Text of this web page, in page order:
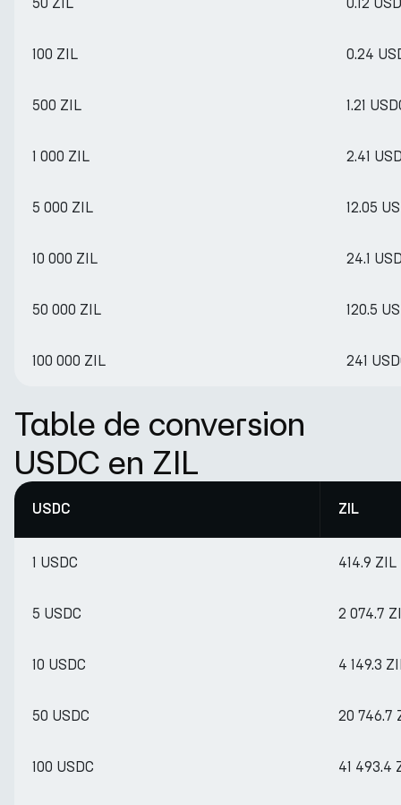
100 ZIL 0.24
500 ZIL 1.21
1 000 ZIL 2.41
5 000 ZIL 12.05
10 000 ZIL 24.1
50 000 ZIL 120.5
100 000 ZIL 241
Table de conversion
USDC en ZIL
USDC ZIL
1 USDC 414.9 ZIL
5 USDC 2 074.7
10 USDC 4 149.3
50 USDC 20 746.7
100 USDC 41 493.4